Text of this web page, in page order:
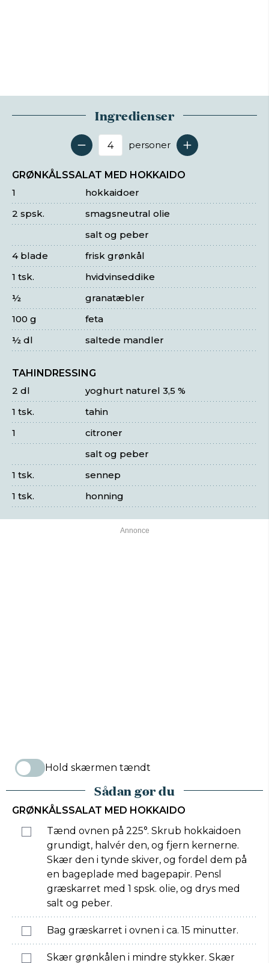
Ingredienser
Antal serveringer
personer
GRØNKÅLSSALAT MED HOKKAIDO
hokkaidoer
1
smagsneutral olie
2 spsk.
salt og peber
frisk grønkål
4 blade
hvidvinseddike
1 tsk.
granatæbler
½
feta
100 g
saltede mandler
½ dl
TAHINDRESSING
yoghurt naturel 3,5 %
2 dl
tahin
1 tsk.
citroner
1
salt og peber
sennep
1 tsk.
honning
1 tsk.
Hold skærmen tændt
Sådan gør du
GRØNKÅLSSALAT MED HOKKAIDO
Tænd ovnen på 225°. Skrub hokkaidoen
grundigt, halvér den, og fjern kernerne.
Skær den i tynde skiver, og fordel dem på
en bageplade med bagepapir. Pensl
græskarret med 1 spsk. olie, og drys med
salt og peber.
Bag græskarret i ovnen i ca. 15 minutter.
Skær grønkålen i mindre stykker. Skær